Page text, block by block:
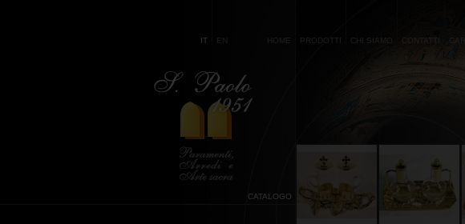
IT EN HOME PRODOTTI CHI SIAMO CONTATTI
CATALOGO